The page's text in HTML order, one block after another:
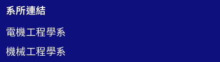
系所連結
電機工程學系
機械工程學系